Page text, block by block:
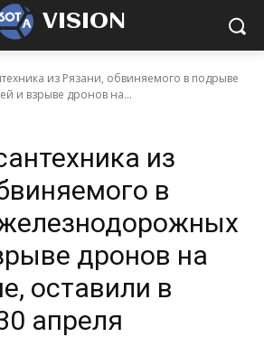
VISION
из Рязани, обвиняемого в подрыве
и взрыве дронов на...
из
в
дронов на
оставили в
апреля